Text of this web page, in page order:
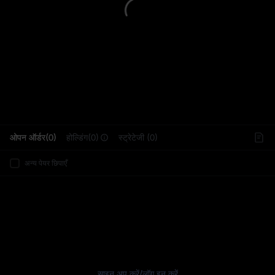
ओपन ऑर्डर(0) होल्डिंग(0) स्ट्रेटेजी (0)
अन्य पेयर छिपाएँ